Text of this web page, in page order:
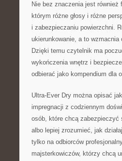
Nie bez znaczenia jest
którym różne głosy i różne
i zabezpieczaniu powierzchni.
ukierunkowanie, a to
Dzięki temu czytelnik ma
wykończenia wnętrz i
odbierać jako kompendium dla
Ultra-Ever Dry można opisać
impregnacji z codziennym
osób, które chcą zabezpieczyć
albo lepiej zrozumieć, jak
tylko na odbiorców
majsterkowiczów, którzy chcą